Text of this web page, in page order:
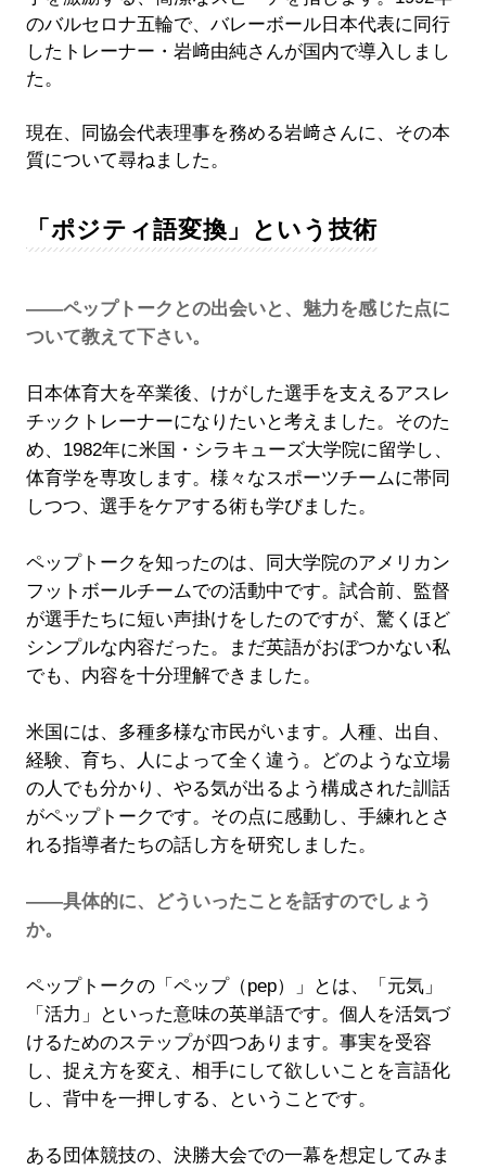
のバルセロナ五輪で、バレーボール日本代表に同行
したトレーナー・岩﨑由純さんが国内で導入しまし
た。
現在、同協会代表理事を務める岩﨑さんに、その本
質について尋ねました。
「ポジティ語変換」という技術
――ペップトークとの出会いと、魅力を感じた点に
ついて教えて下さい。
日本体育大を卒業後、けがした選手を支えるアスレ
チックトレーナーになりたいと考えました。そのた
め、1982年に米国・シラキューズ大学院に留学し、
体育学を専攻します。様々なスポーツチームに帯同
しつつ、選手をケアする術も学びました。
ペップトークを知ったのは、同大学院のアメリカン
フットボールチームでの活動中です。試合前、監督
が選手たちに短い声掛けをしたのですが、驚くほど
シンプルな内容だった。まだ英語がおぼつかない私
でも、内容を十分理解できました。
米国には、多種多様な市民がいます。人種、出自、
経験、育ち、人によって全く違う。どのような立場
の人でも分かり、やる気が出るよう構成された訓話
がペップトークです。その点に感動し、手練れとさ
れる指導者たちの話し方を研究しました。
――具体的に、どういったことを話すのでしょう
か。
ペップトークの「ペップ（pep）」とは、「元気」
「活力」といった意味の英単語です。個人を活気づ
けるためのステップが四つあります。事実を受容
し、捉え方を変え、相手にして欲しいことを言語化
し、背中を一押しする、ということです。
ある団体競技の、決勝大会での一幕を想定してみま